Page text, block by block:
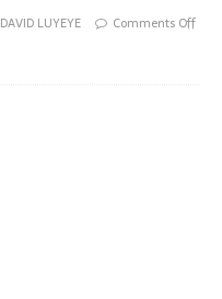
DAVID LUYEYE Comments Off